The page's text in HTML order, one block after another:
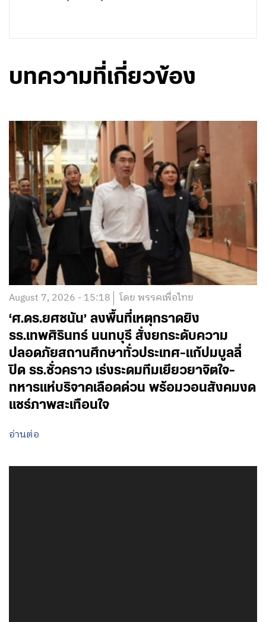
บทความที่เกี่ยวข้อง
August 7, 2026 - 15:18 โดย พรรคเพื่อไทย
‘ศ.ดร.ยศชนัน’ ลงพื้นที่เหตุกราดยิง
รร.เทพศิรินทร์ นนทบุรี สั่งยกระดับความ
ปลอดภัยสถานศึกษาทั่วประเทศ-แก้ปมบูลลี่
ปิด รร.ชั่วคราว เร่งระดมทีมเยียวยาจิตใจ-
ทหารแห่บริจาคเลือดด่วน พร้อมวอนสังคมงด
แชร์ภาพสะเทือนใจ
อ่านต่อ